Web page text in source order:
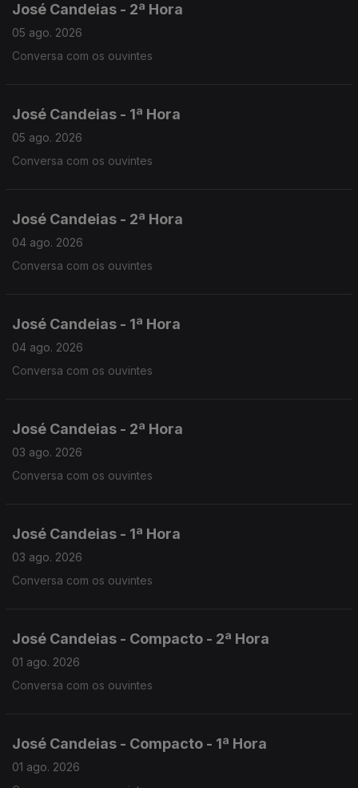
José Candeias - 2ª Hora
05 ago. 2026
Conversa com os ouvintes
José Candeias - 1ª Hora
05 ago. 2026
Conversa com os ouvintes
José Candeias - 2ª Hora
04 ago. 2026
Conversa com os ouvintes
José Candeias - 1ª Hora
04 ago. 2026
Conversa com os ouvintes
José Candeias - 2ª Hora
03 ago. 2026
Conversa com os ouvintes
José Candeias - 1ª Hora
03 ago. 2026
Conversa com os ouvintes
José Candeias - Compacto - 2ª Hora
01 ago. 2026
Conversa com os ouvintes
José Candeias - Compacto - 1ª Hora
01 ago. 2026